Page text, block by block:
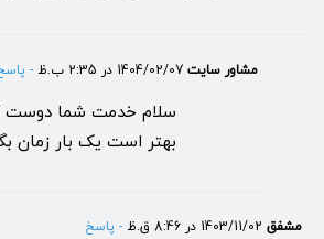
مشاور سایت -
سلام خدمت شما دوست
بهتر است یک بار زمان
مشفق - پاسخ